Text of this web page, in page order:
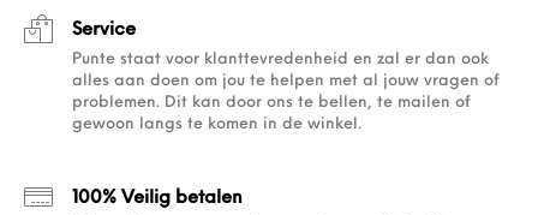
Service
Punte staat voor klanttevredenheid en zal er dan ook
alles aan doen om jou te helpen met al jouw vragen of
problemen. Dit kan door ons te bellen, te mailen of
gewoon langs te komen in de winkel.
100% Veilig betalen